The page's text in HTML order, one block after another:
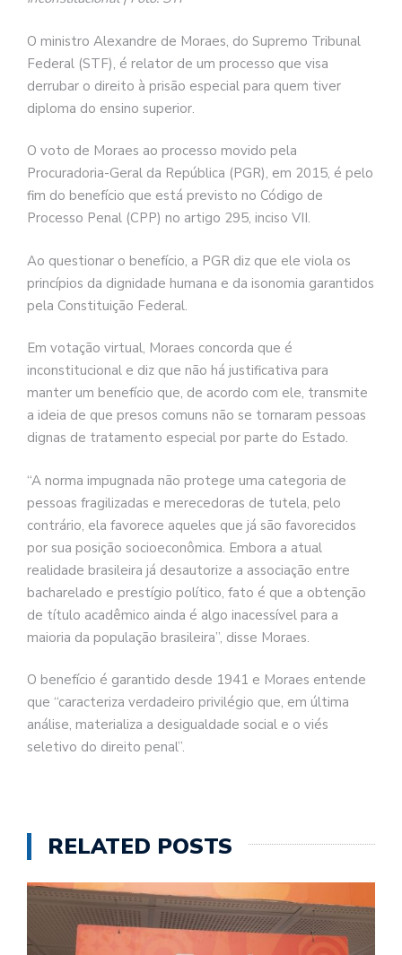
O ministro Alexandre de Moraes, do Supremo Tribunal
Federal (STF), é relator de um processo que visa
derrubar o direito à prisão especial para quem tiver
diploma do ensino superior.
O voto de Moraes ao processo movido pela
Procuradoria-Geral da República (PGR), em 2015, é pelo
fim do benefício que está previsto no Código de
Processo Penal (CPP) no artigo 295, inciso VII.
Ao questionar o benefício, a PGR diz que ele viola os
princípios da dignidade humana e da isonomia garantidos
pela Constituição Federal.
Em votação virtual, Moraes concorda que é
inconstitucional e diz que não há justificativa para
manter um benefício que, de acordo com ele, transmite
a ideia de que presos comuns não se tornaram pessoas
dignas de tratamento especial por parte do Estado.
“A norma impugnada não protege uma categoria de
pessoas fragilizadas e merecedoras de tutela, pelo
contrário, ela favorece aqueles que já são favorecidos
por sua posição socioeconômica. Embora a atual
realidade brasileira já desautorize a associação entre
bacharelado e prestígio político, fato é que a obtenção
de título acadêmico ainda é algo inacessível para a
maioria da população brasileira”, disse Moraes.
O benefício é garantido desde 1941 e Moraes entende
que “caracteriza verdadeiro privilégio que, em última
análise, materializa a desigualdade social e o viés
seletivo do direito penal”.
RELATED POSTS